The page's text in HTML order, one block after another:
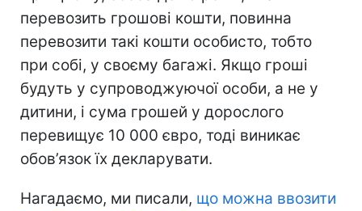
перевозить грошові кошти, повинна
перевозити такі кошти особисто, тобто
при собі, у своєму багажі. Якщо гроші
будуть у супроводжуючої особи, а не у
дитини, і сума грошей у дорослого
перевищує 10 000 євро, тоді виникає
обов’язок їх декларувати.
Нагадаємо, ми писали, що можна ввозити